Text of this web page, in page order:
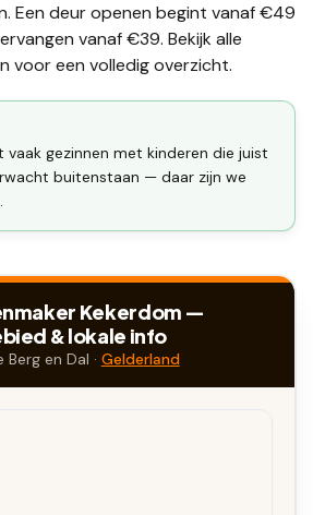
Een deur openen begint vanaf €49
vanaf €39. Bekijk alle
voor een volledig overzicht.
vaak gezinnen met kinderen die juist
buitenstaan — daar zijn we
Kekerdom —
& lokale info
Berg en Dal · Gelderland